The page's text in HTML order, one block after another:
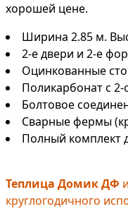
хорошей цене.
Ширина 2.85 м.
2-е двери и 2-е
Оцинкованные
Поликарбонат с
Болтовое
Сварные фермы
Полный комплект
Теплица Домик ДФ
круглогодичного